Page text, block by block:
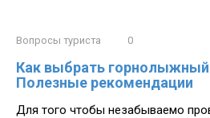
Вопросы туриста 0
Как выбрать
Полезные рекомендации
Для того чтобы незабываемо